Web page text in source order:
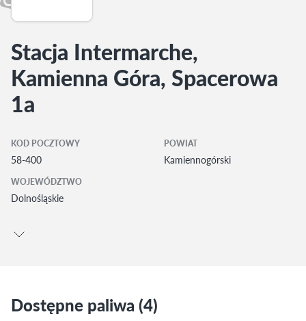
Stacja Intermarche,
Kamienna Góra, Spacerowa
1a
KOD POCZTOWY
58-400
POWIAT
Kamiennogórski
WOJEWÓDZTWO
Dolnośląskie
Dostępne paliwa (4)